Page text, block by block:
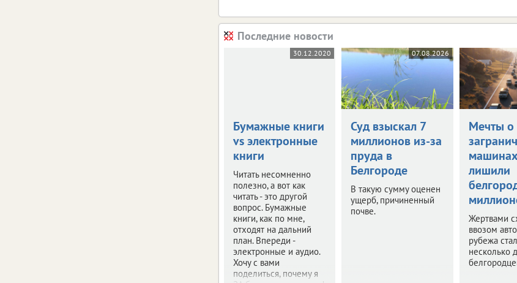
Последние новости
30.12.2020
Бумажные книги
vs электронные
книги
Читать несомненно
полезно, а вот как
читать - это другой
вопрос. Бумажные
книги, как по мне,
отходят на дальний
план. Впереди -
электронные и аудио.
Хочу с вами
поделиться, почему я
07.08.2026
Суд взыскал 7
миллионов из-за
пруда в
Белгороде
В такую сумму оценен
ущерб, причиненный
почве.
Мечты о
машинах
лишили
Жертвами
ввозом
рубежа
несколько